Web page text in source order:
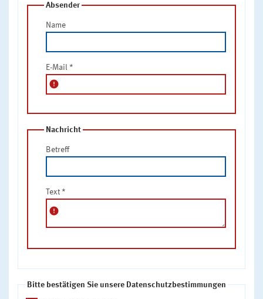
Absender
Name
E-Mail *
error
Nachricht
Betreff
Text *
error
Bitte bestätigen Sie unsere Datenschutzbestimmungen